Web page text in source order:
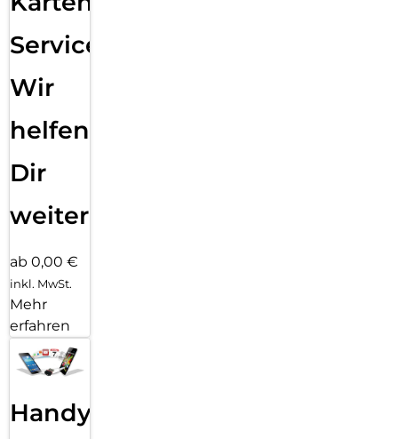
Service:
Wir
helfen
Dir
weiter
ab 0,00 €
inkl. MwSt.
Mehr
erfahren
Handy